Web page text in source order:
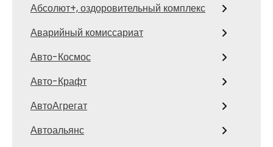
Абсолют+, оздоровительный комплекс
Аварийный комиссариат
Авто-Космос
Авто-Крафт
АвтоАгрегат
Автоальянс